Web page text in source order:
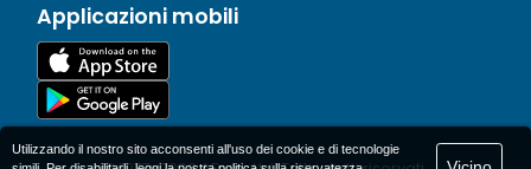
Applicazioni mobili
Utilizzando il nostro sito acconsenti all'uso dei cookie e di tecnologie